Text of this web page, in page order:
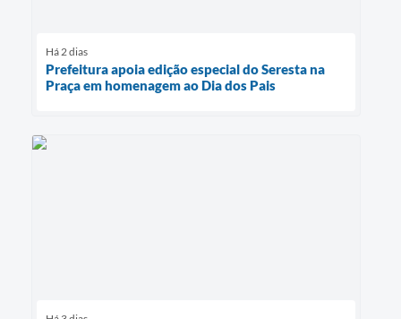
Há 2 dias
Prefeitura apoia edição especial do Seresta na
Praça em homenagem ao Dia dos Pais